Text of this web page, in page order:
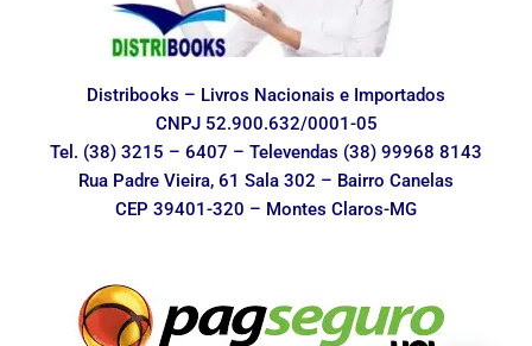
Distribooks – Livros Nacionais e Importados
CNPJ 52.900.632/0001-05
Tel. (38) 3215 – 6407 – Televendas (38) 99968 8143
Rua Padre Vieira, 61 Sala 302 – Bairro Canelas
CEP 39401-320 – Montes Claros-MG